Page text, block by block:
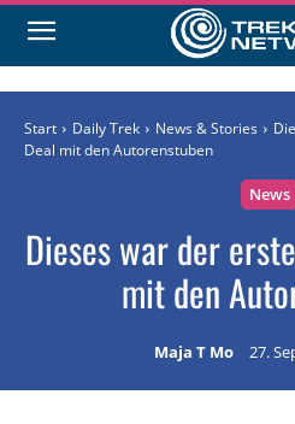
Start Daily Trek News & Stories
Deal mit den Autorenstuben
News
Dieses war der
mit den
Maja T Mo 27.